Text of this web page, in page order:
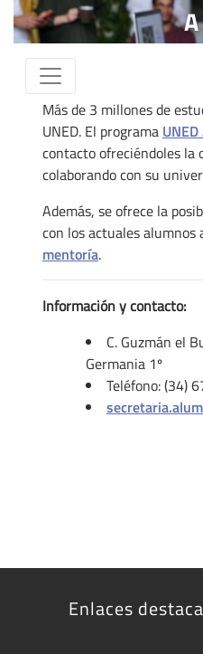
Más de 3 millones de
UNED. El programa
contacto ofreciéndoles la
colaborando con su
Además, se ofrece la
con los actuales alumnos
mentoría.
Información y contacto:
C. Guzmán el
Germania 1º
Teléfono: (34)
Enlaces